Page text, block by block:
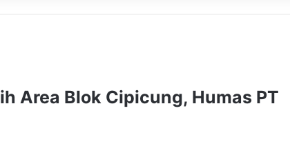
Area Blok Cipicung, Humas PT